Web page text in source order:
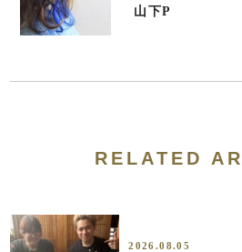
山下P
RELATED
2026.08.05